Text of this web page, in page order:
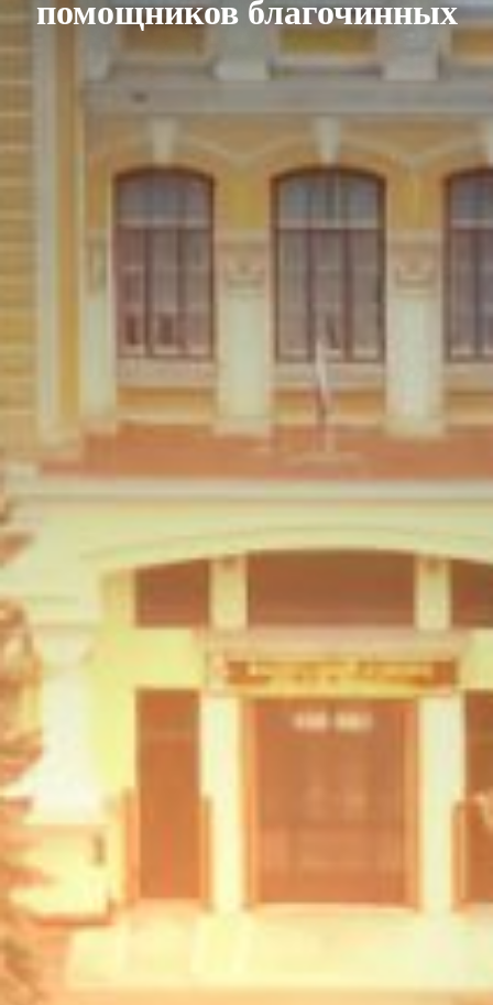
помощников благочинных